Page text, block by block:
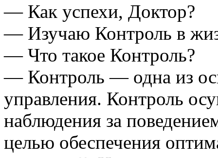
— Как успехи, Доктор?
— Изучаю Контроль в
— Что такое Контроль?
— Контроль — одна из
управления. Контроль
наблюдения за
целью обеспечения